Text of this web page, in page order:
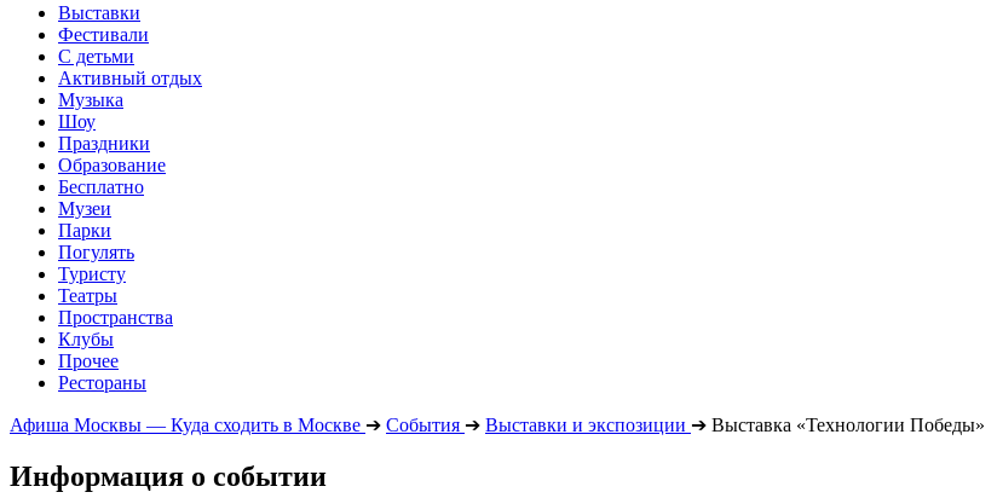
Выставки
Фестивали
С детьми
Активный отдых
Музыка
Шоу
Праздники
Образование
Бесплатно
Музеи
Парки
Погулять
Туристу
Театры
Пространства
Клубы
Прочее
Рестораны
Афиша Москвы — Куда сходить в Москве ➔ События ➔ Выставки и экспозиции ➔ Выставка «Технологии Победы»
Информация о событии